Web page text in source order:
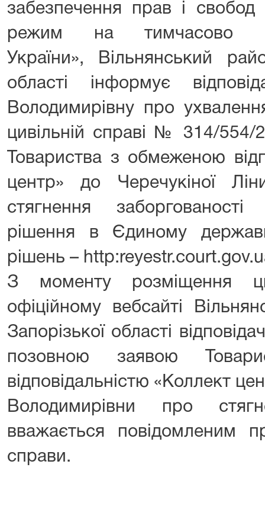
забезпечення прав і
режим на тимчасово
України», Вільнянський
області інформує
Володимирівну про
цивільній справі № 314/
Товариства з обмеженою
центр» до Черечукіної
стягнення
рішення в Єдиному
рішень –
З моменту розміщення
офіційному вебсайті
Запорізької області
позовною заявою
відповідальністю «Коллект
Володимирівни про
вважається повідомленим
справи.